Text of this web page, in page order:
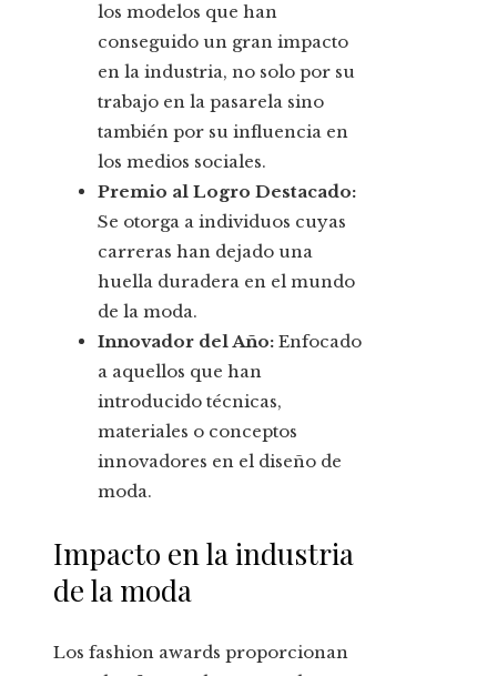
los modelos que han
conseguido un gran impacto
en la industria, no solo por su
trabajo en la pasarela sino
también por su influencia en
los medios sociales.
Premio al Logro Destacado:
Se otorga a individuos cuyas
carreras han dejado una
huella duradera en el mundo
de la moda.
Innovador del Año: Enfocado
a aquellos que han
introducido técnicas,
materiales o conceptos
innovadores en el diseño de
moda.
Impacto en la industria
de la moda
Los fashion awards proporcionan